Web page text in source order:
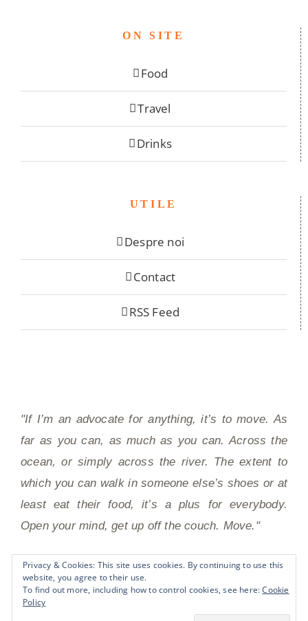
ON SITE
Food
Travel
Drinks
UTILE
Despre noi
Contact
RSS Feed
"If I’m an advocate for anything, it’s to move. As
far as you can, as much as you can. Across the
ocean, or simply across the river. The extent to
which you can walk in someone else’s shoes or at
least eat their food, it’s a plus for everybody.
Open your mind, get up off the couch. Move."
Anthony Bourdain
Privacy & Cookies: This site uses cookies. By continuing to use this
website, you agree to their use.
To find out more, including how to control cookies, see here:Cookie
Policy